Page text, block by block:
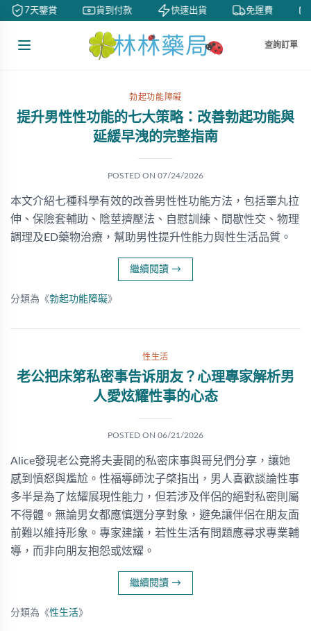
7天鑒賞 貨到付款 快速出貨 免運費
查詢訂單
勃起功能障礙
提升男性性功能的七大策略：改善勃起功能與
延緩早洩的完整指南
POSTED ON 07/24/2026
本文介紹七種科學有效的改善男性性功能方法，包括睪丸拉
伸、保險套輔助、陰莖擠壓法、自慰訓練、間歇性交、物理
調理及ED藥物治療，幫助男性提升性能力與性生活品質。
繼續閱讀 →
分類為《勃起功能障礙》
性生活
老公把床笫私密事告诉朋友？心理專家解析男
人愛炫耀性事的心态
POSTED ON 06/21/2026
Alice發現老公竟將夫妻間的私密床事與哥兒們分享，讓她
感到憤怒與尷尬。性福導師沈子棨指出，男人喜歡談論性事
多半是為了炫耀展現性能力，但若涉及伴侶的絕對私密則屬
不得體。無論男女都應慎選分享對象，避免讓伴侶在朋友面
前難以維持形象。專家建議，若性生活有問題應尋求專業輔
導，而非向朋友抱怨或炫耀。
繼續閱讀 →
分類為《性生活》